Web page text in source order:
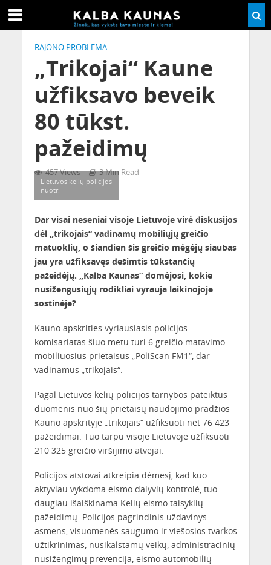
RAJONO PROBLEMA
„Trikojai“ Kaune
užfiksavo beveik
80 tūkst.
pažeidimų
457 Views 3 Min Read
Lietuvos kelių policijos
nuotr.
Dar visai neseniai visoje Lietuvoje virė diskusijos
dėl „trikojais“ vadinamų mobiliųjų greičio
matuoklių, o šiandien šis greičio mėgėjų siaubas
jau yra užfiksavęs dešimtis tūkstančių
pažeidėjų. „Kalba Kaunas“ domėjosi, kokie
nusižengusiųjų rodikliai vyrauja laikinojoje
sostinėje?
Kauno apskrities vyriausiasis policijos
komisariatas šiuo metu turi 6 greičio matavimo
mobiliuosius prietaisus „PoliScan FM1“, dar
vadinamus „trikojais“.
Pagal Lietuvos kelių policijos tarnybos pateiktus
duomenis nuo šių prietaisų naudojimo pradžios
Kauno apskrityje „trikojais“ užfiksuoti net 76 423
pažeidimai. Tuo tarpu visoje Lietuvoje užfiksuoti
210 325 greičio viršijimo atvejai.
Policijos atstovai atkreipia dėmesį, kad kuo
aktyviau vykdoma eismo dalyvių kontrolė, tuo
daugiau išaiškinama Kelių eismo taisyklių
pažeidimų. Policijos pagrindinis uždavinys –
asmens, visuomenės saugumo ir viešosios tvarkos
užtikrinimas, nusikalstamų veikų, administracinių
nusižengimų prevencija, eismo automobilių